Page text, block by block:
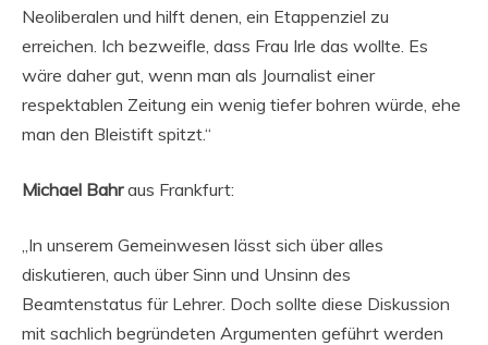
Neoliberalen und hilft denen, ein Etappenziel zu
erreichen. Ich bezweifle, dass Frau Irle das wollte. Es
wäre daher gut, wenn man als Journalist einer
respektablen Zeitung ein wenig tiefer bohren würde, ehe
man den Bleistift spitzt.“
Michael Bahraus Frankfurt:
„In unserem Gemeinwesen lässt sich über alles
diskutieren, auch über Sinn und Unsinn des
Beamtenstatus für Lehrer. Doch sollte diese Diskussion
mit sachlich begründeten Argumenten geführt werden